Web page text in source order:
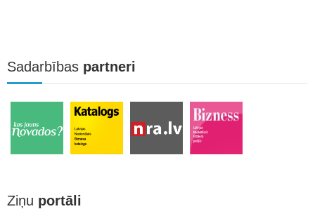
Sadarbības partneri
Ziņu portāli